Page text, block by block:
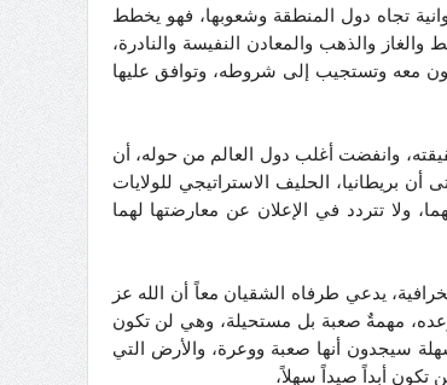
تجاه دول المنطقة وشعوبها، فهو يخطط
والغاز والذهب والمعادن النفيسة والنادرة،
معه وتستجيب إلى شروطه، وتوافق عليها
وانفضت أغلب دول العالم من حوله، أن
بريطانيا، الحليف الاستراتيجي للولايات
ولا تتردد في الإعلان عن معارضتها لهما
يدعي طرفاه الشقيان معاً أن الله عز
وعده، مهمةٌ صعبة بل مستحيلة، وهي لن تكون
سهلة سيجدون أنها صعبة ووعرة، والأرض التي
تكون أبداً صيداً سهلاً،